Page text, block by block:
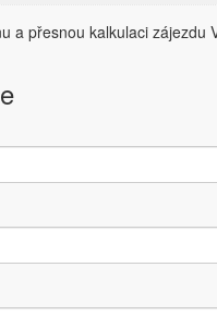
a přesnou kalkulaci zájezdu